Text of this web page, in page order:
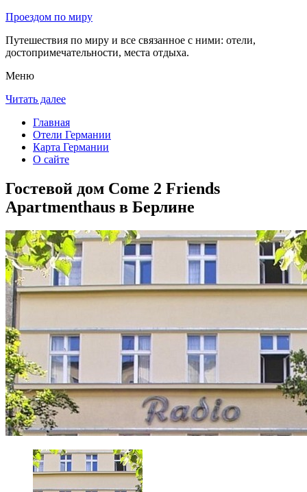
Проездом по миру
Путешествия по миру и все связанное с ними: отели,
достопримечательности, места отдыха.
Меню
Читать далее
Главная
Отели Германии
Карта Германии
О сайте
Гостевой дом Come 2 Friends
Apartmenthaus в Берлине